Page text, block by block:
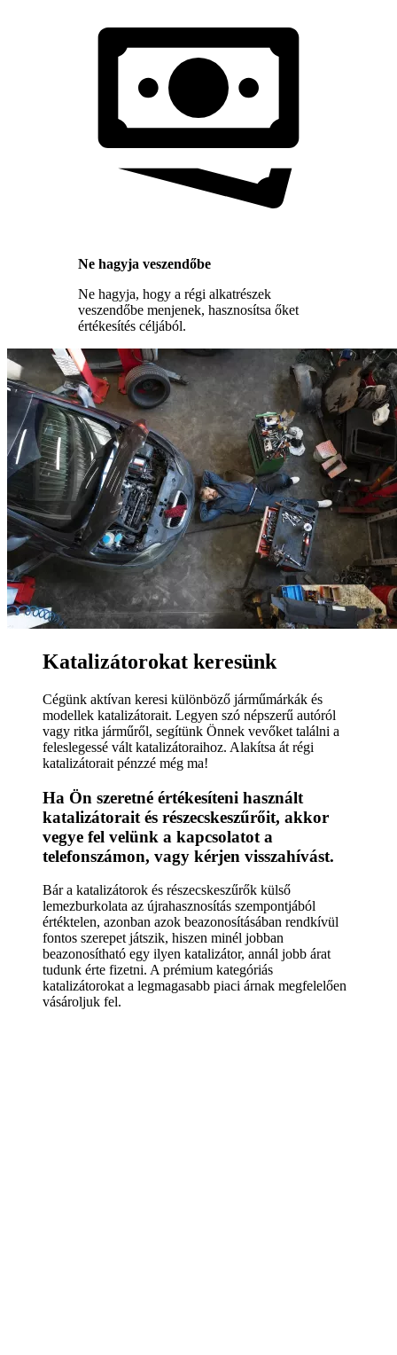
Ne hagyja veszendőbe
Ne hagyja, hogy a régi alkatrészek
veszendőbe menjenek, hasznosítsa őket
értékesítés céljából.
Katalizátorokat keresünk
Cégünk aktívan keresi különböző járműmárkák és
modellek katalizátorait. Legyen szó népszerű autóról
vagy ritka járműről, segítünk Önnek vevőket találni a
feleslegessé vált katalizátoraihoz. Alakítsa át régi
katalizátorait pénzzé még ma!
Ha Ön szeretné értékesíteni használt
katalizátorait és részecskeszűrőit, akkor
vegye fel velünk a kapcsolatot a
telefonszámon, vagy kérjen visszahívást.
Bár a katalizátorok és részecskeszűrők külső
lemezburkolata az újrahasznosítás szempontjából
értéktelen, azonban azok beazonosításában rendkívül
fontos szerepet játszik, hiszen minél jobban
beazonosítható egy ilyen katalizátor, annál jobb árat
tudunk érte fizetni. A prémium kategóriás
katalizátorokat a legmagasabb piaci árnak megfelelően
vásároljuk fel.